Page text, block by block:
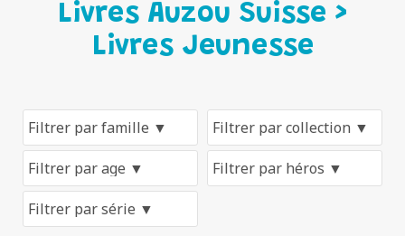
Livres Auzou Suisse >
Livres Jeunesse